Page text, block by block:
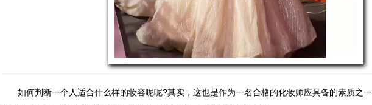
如何判断一个人适合什么样的妆容呢呢?其实，这也是作为一名合格的化妆师应具备的素质之